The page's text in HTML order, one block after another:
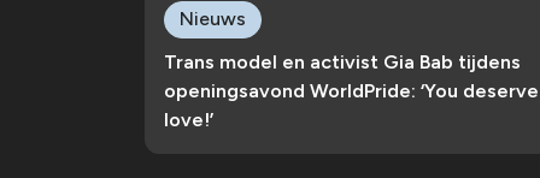
Trans model en activist Gia Bab tijdens
openingsavond WorldPride: ‘You deserve
love!’
Nieuws